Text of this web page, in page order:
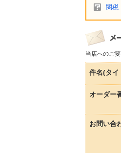
関税
当店へのご
件名(タイ
オーダー
お問い合